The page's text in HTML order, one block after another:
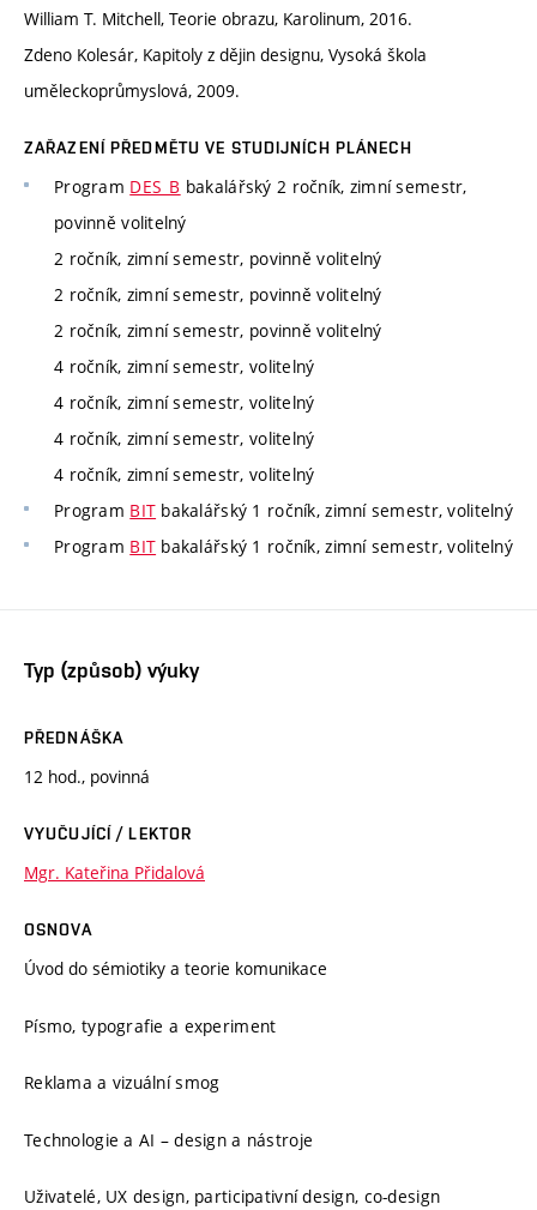
William T. Mitchell, Teorie obrazu, Karolinum, 2016.
Zdeno Kolesár, Kapitoly z dějin designu, Vysoká škola
uměleckoprůmyslová, 2009.
ZAŘAZENÍ PŘEDMĚTU VE STUDIJNÍCH PLÁNECH
Program DES_B bakalářský 2 ročník, zimní semestr,
povinně volitelný
2 ročník, zimní semestr, povinně volitelný
2 ročník, zimní semestr, povinně volitelný
2 ročník, zimní semestr, povinně volitelný
4 ročník, zimní semestr, volitelný
4 ročník, zimní semestr, volitelný
4 ročník, zimní semestr, volitelný
4 ročník, zimní semestr, volitelný
Program BIT bakalářský 1 ročník, zimní semestr, volitelný
Program BIT bakalářský 1 ročník, zimní semestr, volitelný
Typ (způsob) výuky
PŘEDNÁŠKA
12 hod., povinná
VYUČUJÍCÍ / LEKTOR
Mgr. Kateřina Přidalová
OSNOVA
Úvod do sémiotiky a teorie komunikace
Písmo, typografie a experiment
Reklama a vizuální smog
Technologie a AI – design a nástroje
Uživatelé, UX design, participativní design, co-design